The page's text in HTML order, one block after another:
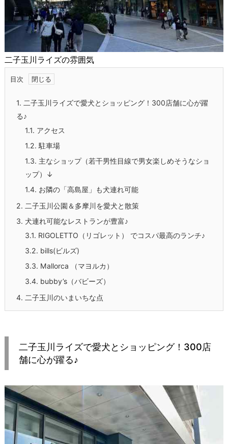
二子玉川ライズの雰囲気
目次
1. 二子玉川ライズで愛犬とショッピング！300店舗に心が躍
る♪
1.1. アクセス
1.2. 駐車場
1.3. 主なショップ（若干男性目線で男女楽しめそうなショ
ップ）↓
1.4. お隣の「高島屋」も犬連れ可能
2. 二子玉川公園＆多摩川を愛犬と散策
3. 犬連れ可能なレストランが豊富♪
3.1. RIGOLETTO（リゴレット） でコスパ最高のランチ♪
3.2. bills(ビルズ)
3.3. Mallorca （マヨルカ）
3.4. bubby’s（バビーズ）
4. 二子玉川のいまいちな点
二子玉川ライズで愛犬とショッピング！300店
舗に心が躍る♪